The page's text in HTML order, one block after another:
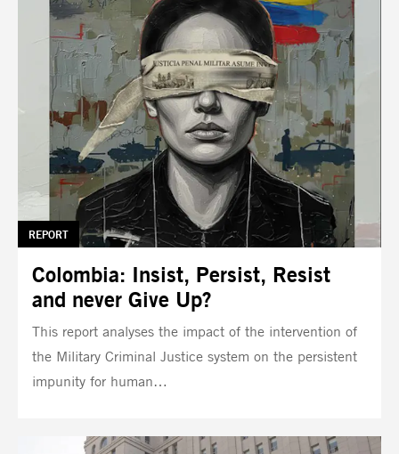
Colombia: Insist, Persist, Resist
and never Give Up?
TAG:
REPORT
This report analyses the impact of the intervention of
the Military Criminal Justice system on the persistent
impunity for human…